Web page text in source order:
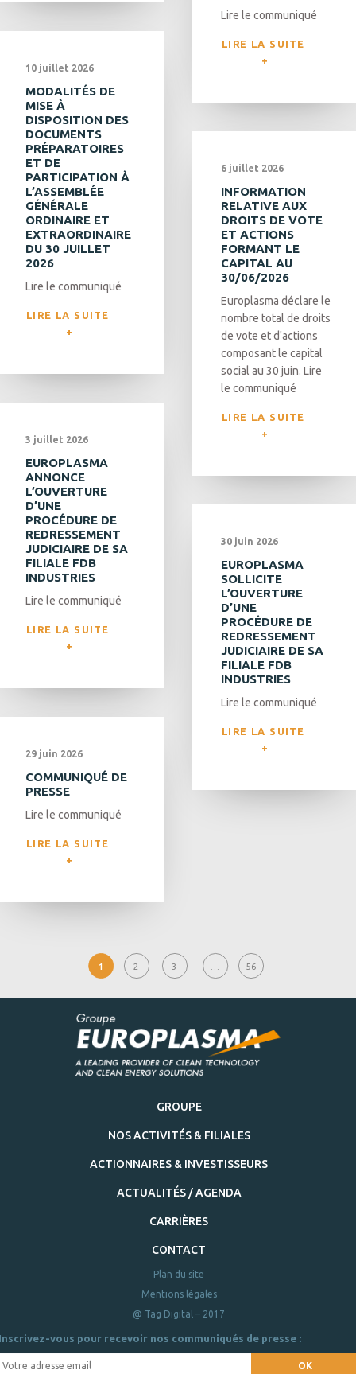
Lire le communiqué
10 juillet 2026
MODALITÉS DE
MISE À
DISPOSITION DES
DOCUMENTS
PRÉPARATOIRES
ET DE
PARTICIPATION À
L’ASSEMBLÉE
GÉNÉRALE
ORDINAIRE ET
EXTRAORDINAIRE
DU 30 JUILLET
2026
Lire le communiqué
6 juillet 2026
INFORMATION
RELATIVE AUX
DROITS DE VOTE
ET ACTIONS
FORMANT LE
CAPITAL AU
30/06/2026
Europlasma déclare le
nombre total de droits
de vote et d'actions
composant le capital
social au 30 juin. Lire
le communiqué
3 juillet 2026
EUROPLASMA
ANNONCE
L’OUVERTURE
D’UNE
PROCÉDURE DE
REDRESSEMENT
JUDICIAIRE DE SA
FILIALE FDB
INDUSTRIES
Lire le communiqué
30 juin 2026
EUROPLASMA
SOLLICITE
L’OUVERTURE
D’UNE
PROCÉDURE DE
REDRESSEMENT
JUDICIAIRE DE SA
FILIALE FDB
INDUSTRIES
Lire le communiqué
29 juin 2026
COMMUNIQUÉ DE
PRESSE
Lire le communiqué
1 2 3 … 56
GROUPE
NOS ACTIVITÉS & FILIALES
ACTIONNAIRES & INVESTISSEURS
ACTUALITÉS / AGENDA
CARRIÈRES
CONTACT
Plan du site
Mentions légales
@ Tag Digital – 2017
vous pour recevoir nos communiqués de presse :